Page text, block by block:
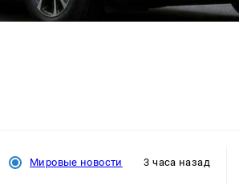
Мировые новости 3 часа назад